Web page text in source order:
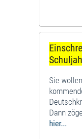
Sie
Dann
hier...